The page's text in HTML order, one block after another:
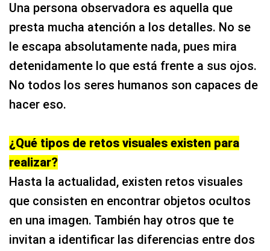
Una persona observadora es aquella que
presta mucha atención a los detalles. No se
le escapa absolutamente nada, pues mira
detenidamente lo que está frente a sus ojos.
No todos los seres humanos son capaces de
hacer eso.
¿Qué tipos de retos visuales existen para
realizar?
Hasta la actualidad, existen retos visuales
que consisten en encontrar objetos ocultos
en una imagen. También hay otros que te
invitan a identificar las diferencias entre dos